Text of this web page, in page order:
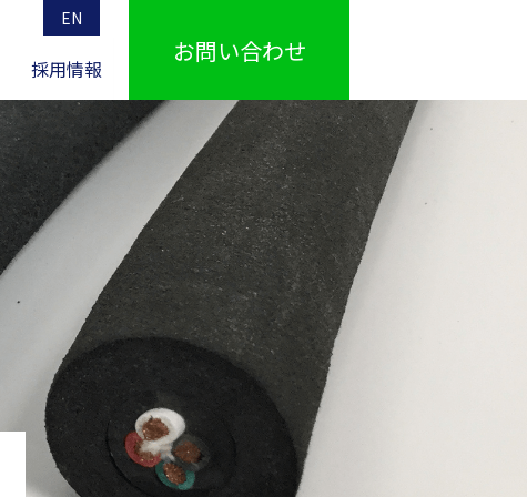
EN
新事業
電熱線
電圧降下および
電線断面積の算出式
所在地一覧・関連会社
IR情報TOPへ
IRライブラリ
採用情報
お問い合わせ